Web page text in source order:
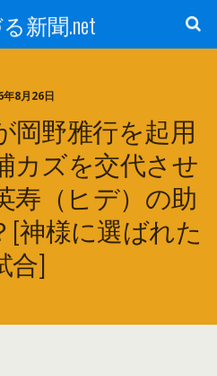
新聞.net
年8月26日
岡野雅行を起用
カズを交代させ
寿（ヒデ）の助
[神様に選ばれた
合]